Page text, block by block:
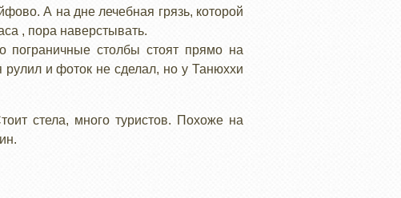
А на дне лечебная грязь, которой
, пора наверстывать.
пограничные столбы стоят прямо на
и фоток не сделал, но у Танюххи
стела, много туристов. Похоже на